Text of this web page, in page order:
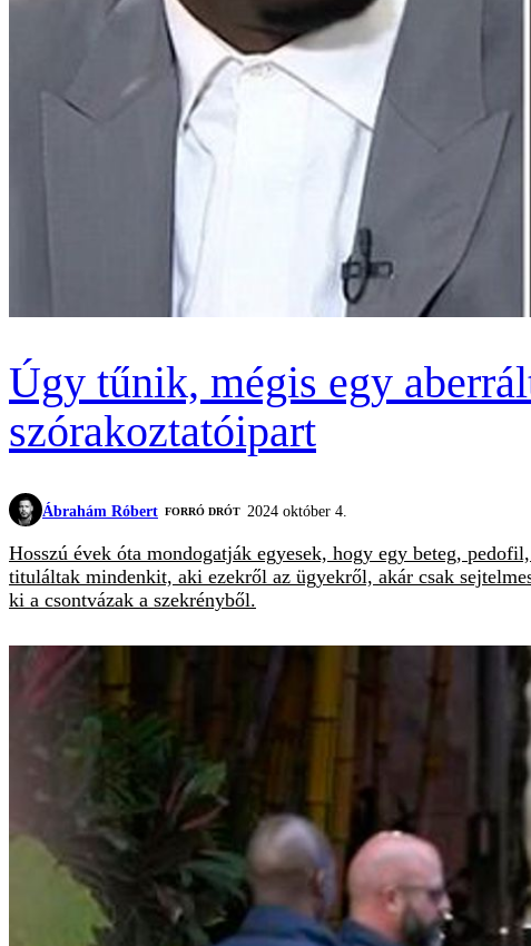
Úgy tűnik, mégis egy
szórakoztatóipart
Ábrahám Róbert FORRÓ DRÓT 2024 október 4.
Hosszú évek óta mondogatják egyesek, hogy egy beteg,
tituláltak mindenkit, aki ezekről az ügyekről, akár csak
ki a csontvázak a szekrényből.